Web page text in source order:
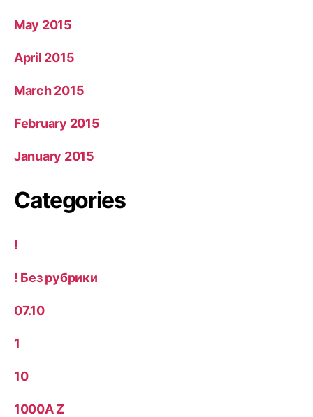
May 2015
April 2015
March 2015
February 2015
January 2015
Categories
!
! Без рубрики
07.10
1
10
1000A Z